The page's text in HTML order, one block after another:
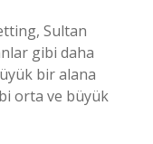
Sultan
gibi daha
bir alana
orta ve büyük